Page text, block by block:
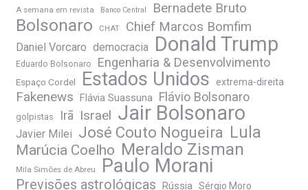
A semana em revista Banco Central Bernadete Bruto
Bolsonaro CHAT Chief Marcos Bomfim
Daniel Vorcaro democracia Donald Trump
Eduardo Bolsonaro Engenharia & Desenvolvimento
Espaço Cordel Estados Unidos extrema-direita
Fakenews Flávia Suassuna Flávio Bolsonaro
golpistas Irã Israel Jair Bolsonaro
Javier Milei José Couto Nogueira Lula
Marúcia Coelho Meraldo Zisman
Mila Simões de Abreu Paulo Morani
Previsões astrológicas Rússia Sérgio Moro